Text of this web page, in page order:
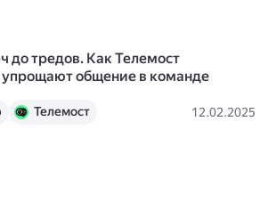
до тредов. Как Телемост
общение в команде
Телемост
12.02.2025